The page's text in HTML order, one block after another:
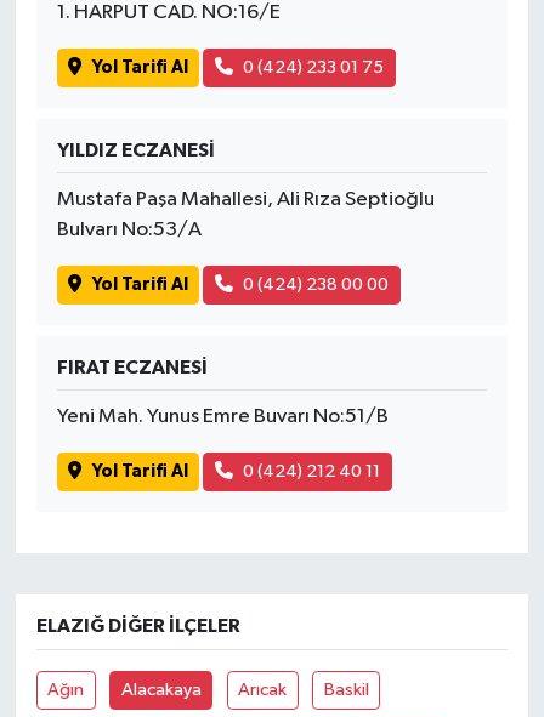
1. HARPUT CAD. NO:16/E
Yol Tarifi Al 0 (424) 233 01 75
YILDIZ ECZANESİ
Mustafa Paşa Mahallesi, Ali Rıza Septioğlu
Bulvarı No:53/A
Yol Tarifi Al 0 (424) 238 00 00
FIRAT ECZANESİ
Yeni Mah. Yunus Emre Buvarı No:51/B
Yol Tarifi Al 0 (424) 212 40 11
ELAZIĞ DIĞER İLÇELER
Ağın Alacakaya Arıcak Baskil